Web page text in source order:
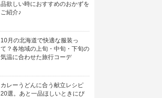
品欲しい時におすすめのおかずを
ご紹介♪
10月の北海道で快適な服装っ
て？各地域の上旬・中旬・下旬の
気温に合わせた旅行コーデ
カレーうどんに合う献立レシピ
20選。あと一品ほしいときにぴ